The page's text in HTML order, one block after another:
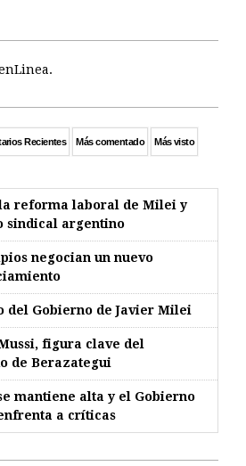
Recientes Más comentado Más visto
reforma laboral de Milei y
sindical argentino
negocian un nuevo
del Gobierno de Javier Milei
figura clave del
de Berazategui
mantiene alta y el Gobierno
a críticas